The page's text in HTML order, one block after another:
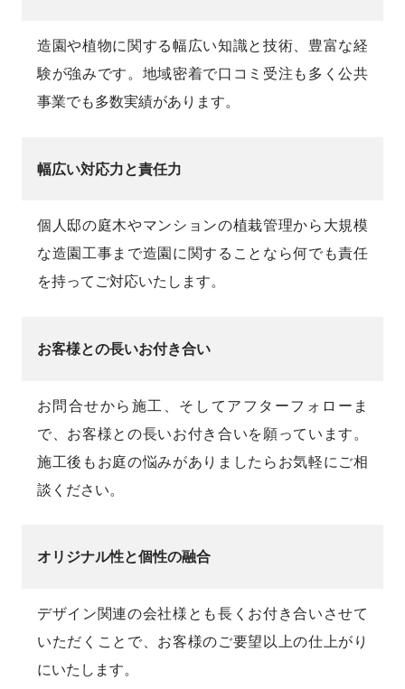
造園や植物に関する幅広い知識と技術、豊富な経
験が強みです。地域密着で口コミ受注も多く公共
事業でも多数実績があります。
幅広い対応力と責任力
個人邸の庭木やマンションの植栽管理から大規模
な造園工事まで造園に関することなら何でも責任
を持ってご対応いたします。
お客様との長いお付き合い
お問合せから施工、そしてアフターフォローま
で、お客様との長いお付き合いを願っています。
施工後もお庭の悩みがありましたらお気軽にご相
談ください。
オリジナル性と個性の融合
デザイン関連の会社様とも長くお付き合いさせて
いただくことで、お客様のご要望以上の仕上がり
にいたします。